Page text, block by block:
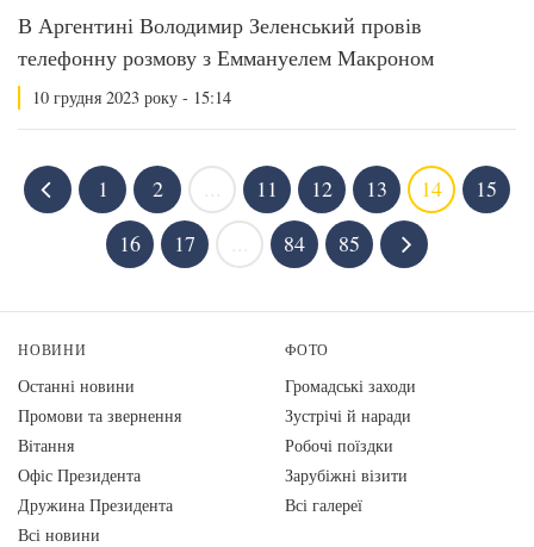
В Аргентині Володимир Зеленський провів
телефонну розмову з Еммануелем Макроном
10 грудня 2023 року - 15:14
1 2 11 12 13 14
15
16
17 84 85
НОВИНИ
Останні новини
Промови та звернення
Вiтання
Офіс Президента
Дружина Президента
Всі новини
ФОТО
Громадські заходи
Зустрічі й наради
Робочі поїздки
Зарубіжні візити
Всі галереї